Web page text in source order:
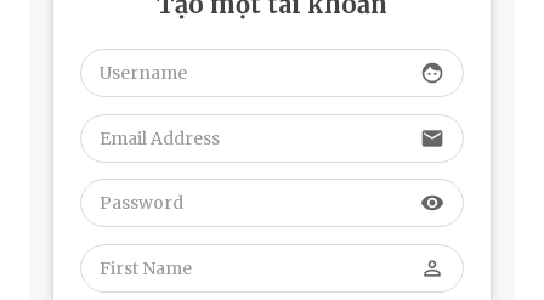
face
email
visibility
perm_identity